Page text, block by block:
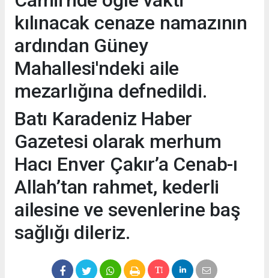
kılınacak cenaze namazının
ardından Güney
Mahallesi'ndeki aile
mezarlığına defnedildi.
Batı Karadeniz Haber
Gazetesi olarak merhum
Hacı Enver Çakır’a Cenab-ı
Allah’tan rahmet, kederli
ailesine ve sevenlerine baş
sağlığı dileriz.